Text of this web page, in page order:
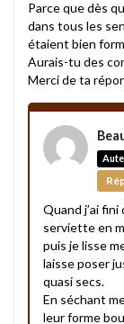
Parce que dès
dans tous les
étaient bien
Aurais-tu des
Merci de ta
Quand j’ai
serviette en
puis je lisse
laisse poser
quasi secs.
En séchant
leur forme